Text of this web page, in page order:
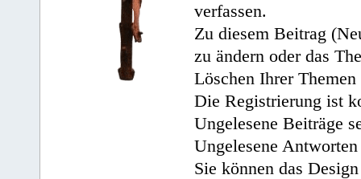
verfassen.
Zu diesem Beitrag
zu ändern oder das
Löschen Ihrer
Die Registrierung ist
Ungelesene Beiträge
Ungelesene
Sie können das